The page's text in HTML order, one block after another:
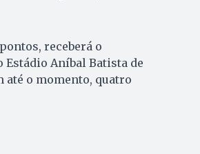
receberá o
Aníbal Batista de
até o momento, quatro